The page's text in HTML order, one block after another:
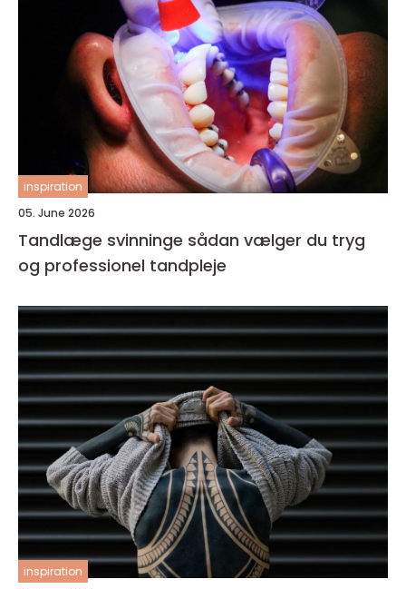
inspiration
05. June 2026
Tandlæge svinninge sådan vælger du tryg
og professionel tandpleje
inspiration